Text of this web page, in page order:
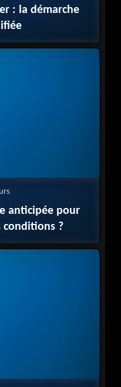
: la démarche
anticipée pour
conditions ?